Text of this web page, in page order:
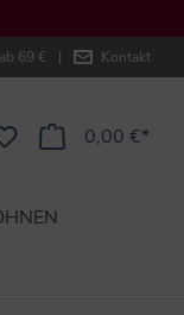
69 € | Kontakt
0,00 €*